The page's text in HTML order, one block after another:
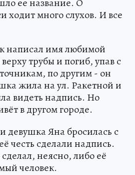
ходит много слухов. И все
написал имя любимой
трубы и погиб, упав с
по другим - он
жила на ул. Ракетной и
видеть надпись. Но
в другом городе.
девушка Яна бросилась с
честь сделали надпись.
неясно, либо её
человек.